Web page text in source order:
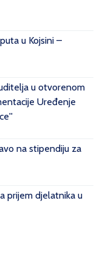
u Kojsini –
u otvorenom
Uređenje
na stipendiju za
prijem djelatnika u